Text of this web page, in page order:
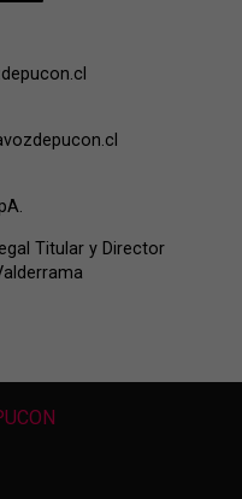
Titular y Director